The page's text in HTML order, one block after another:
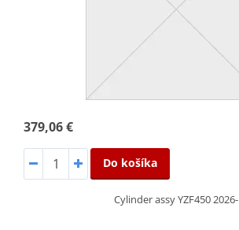
379,06 €
Do košíka
Cylinder assy YZF450 2026-